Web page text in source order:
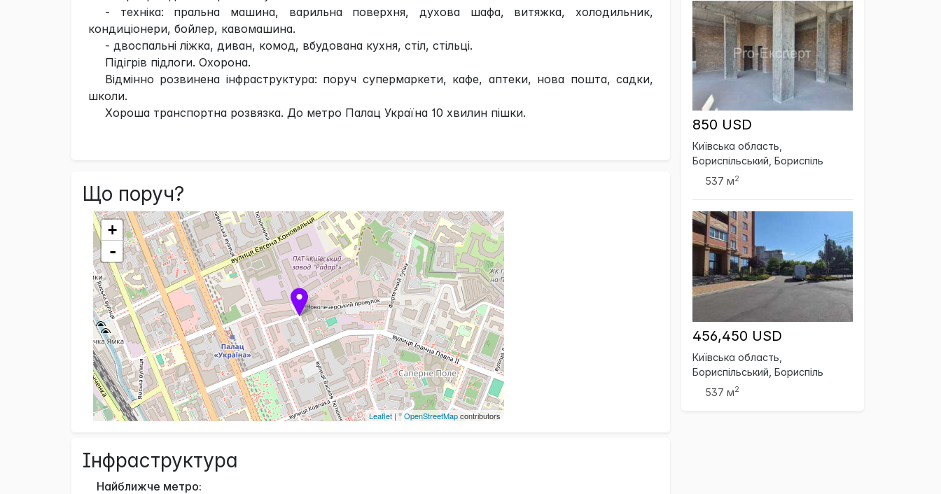
- техніка: пральна машина, варильна поверхня, духова шафа, витяжка, холодильник,
кондиціонери, бойлер, кавомашина.
- двоспальні ліжка, диван, комод, вбудована кухня, стіл, стільці.
Підігрів підлоги. Охорона.
Відмінно розвинена інфраструктура: поруч супермаркети, кафе, аптеки, нова пошта, садки,
школи.
Хороша транспортна розвязка. До метро Палац Україна 10 хвилин пішки.
Що поруч?
+
-
Leaflet | ©OpenStreetMapcontributors
Інфраструктура
Найближче метро:
850 USD
Київська область,
Бориспільський, Бориспіль
537 м2
456,450 USD
Київська область,
Бориспільський, Бориспіль
537 м2